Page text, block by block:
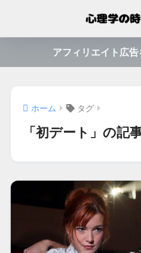
アフィリエイト広
ホーム タグ
「初デート」の記